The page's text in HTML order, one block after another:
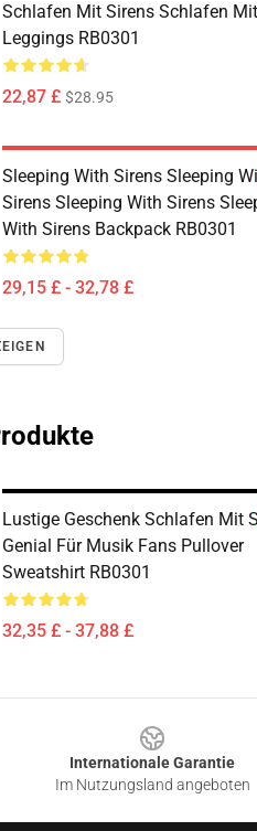
Schlafen Mit Sirens Schlafen
Leggings RB0301
22,87 £ $28.95
Sleeping With Sirens Sleeping
Sirens Sleeping With Sirens
With Sirens Backpack RB0301
29,15 £ - 32,78 £
Lustige Geschenk Schlafen Mit
Genial Für Musik Fans Pullover
Sweatshirt RB0301
32,35 £ - 37,88 £
Internationale Garantie
Im Nutzungsland angeboten